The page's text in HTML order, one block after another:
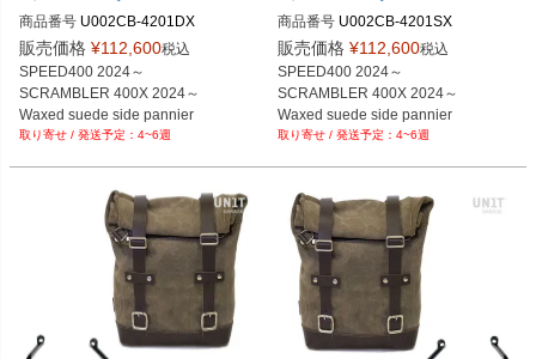
ッグサポート フレーム右側キッ
ト ユニットガレージ
商品番号 U002CB-4201DX
U002CB+4201DX
販売価格 ¥112,600税込
SPEED400 2024～
SCRAMBLER 400X 2024～
Waxed suede side pannier
10L-14L ColoradoBrown
4~6週
ッグサポート フレーム左側キッ
ト ユニットガレージ
商品番号 U002CB-4201SX
販売価格 ¥112,600税込
SPEED400 2024～
SCRAMBLER 400X 2024～
Waxed suede side pannier
10L-14L ColoradoBrown
4~6週